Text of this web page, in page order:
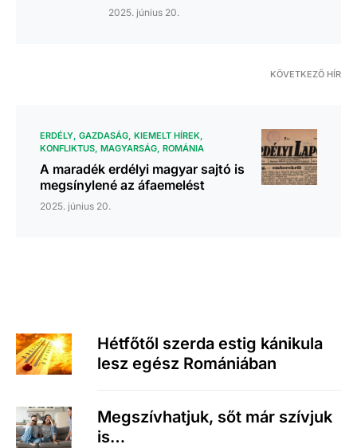
2025. június 20.
KÖVETKEZŐ HÍR
ERDÉLY GAZDASÁG KIEMELT HÍREK
KONFLIKTUS MAGYARSÁG ROMÁNIA
A maradék erdélyi magyar sajtó is
megsínylené az áfaemelést
2025. június 20.
Hétfőtől szerda estig kánikula
lesz egész Romániában
Megszívhatjuk, sőt már szívjuk
is…